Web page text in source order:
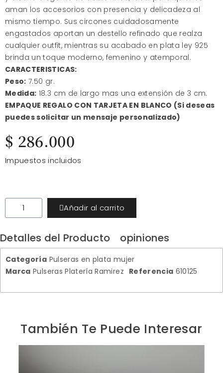
aman los accesorios con presencia y delicadeza al
mismo tiempo. Sus circones cuidadosamente
engastados aportan un destello refinado que realza
cualquier outfit, mientras su acabado en plata ley 925
brinda un toque moderno, femenino y atemporal.
CARACTERISTICAS:
Peso: 7.50 gr.
Medida: 18.3 cm de largo mas una extensión de 3 cm.
EMPAQUE REGALO CON TARJETA EN BLANCO (Si deseas
puedes solicitar un mensaje personalizado)
$ 286.000
Impuestos incluidos
Añadir al carrito
Detalles del Producto opiniones
Categoría Pulseras en plata mujer
Marca Pulseras Platería Ramirez Referencia 610125
También Te Puede Interesar